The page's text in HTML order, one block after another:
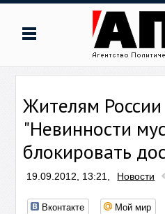
Жителям России
"Невинности
блокировать
19.09.2012, 13:21, Новости
Вконтакте Мой мир